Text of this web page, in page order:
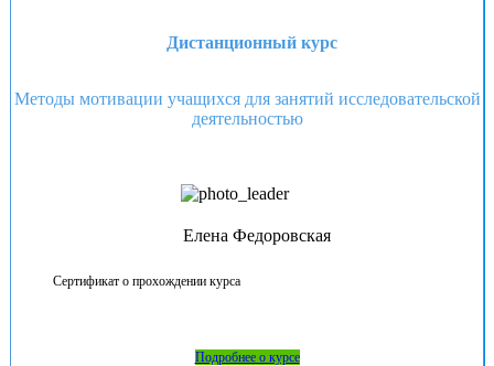
Дистанционный курс
Методы мотивации учащихся для занятий исследовательской
деятельностью
Елена Федоровская
Сертификат о прохождении курса
Подробнее о курсе